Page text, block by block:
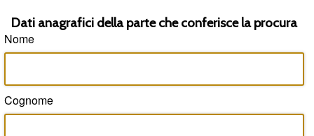
Dati anagrafici della parte che conferisce la procura
Nome
Cognome